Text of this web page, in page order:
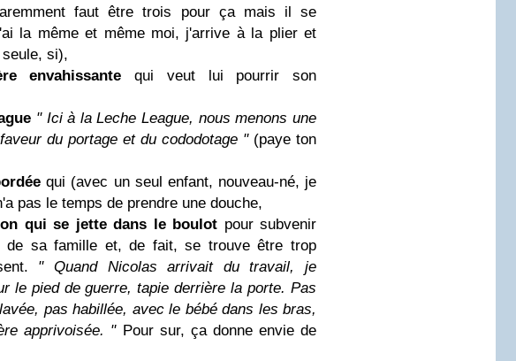
faut être trois pour ça mais il se
la même et même moi, j'arrive à la plier et
si),
envahissante qui veut lui pourrir son
" Ici à la Leche League, nous menons une
du portage et du cododotage " (paye ton
qui (avec un seul enfant, nouveau-né, je
pas le temps de prendre une douche,
qui se jette dans le boulot pour subvenir
de sa famille et, de fait, se trouve être trop
" Quand Nicolas arrivait du travail, je
le pied de guerre, tapie derrière la porte. Pas
pas habillée, avec le bébé dans les bras,
apprivoisée. "Pour sur, ça donne envie de